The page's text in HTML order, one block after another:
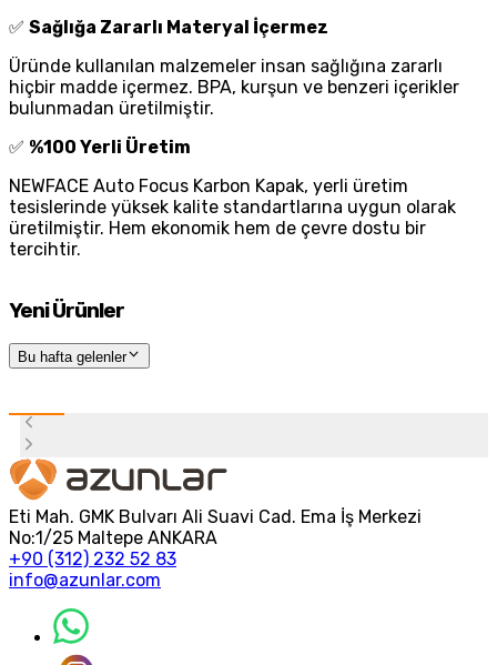
✅ Sağlığa Zararlı Materyal İçermez
Üründe kullanılan malzemeler insan sağlığına zararlı
hiçbir madde içermez. BPA, kurşun ve benzeri içerikler
bulunmadan üretilmiştir.
✅ %100 Yerli Üretim
NEWFACE Auto Focus Karbon Kapak, yerli üretim
tesislerinde yüksek kalite standartlarına uygun olarak
üretilmiştir. Hem ekonomik hem de çevre dostu bir
tercihtir.
Yeni Ürünler
Bu hafta gelenler
Eti Mah. GMK Bulvarı Ali Suavi Cad. Ema İş Merkezi
No:1/25 Maltepe ANKARA
+90 (312) 232 52 83
info@azunlar.com